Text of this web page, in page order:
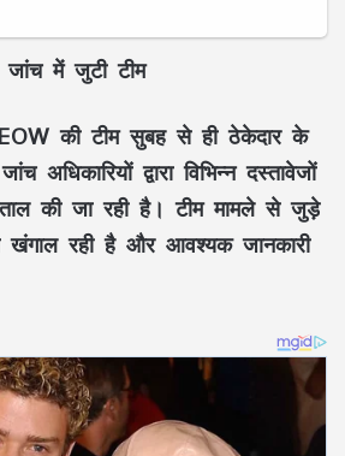
में जुटी टीम
की टीम सुबह से ही ठेकेदार के
अधिकारियों द्वारा विभिन्न दस्तावेजों
की जा रही है। टीम मामले से जुड़े
खंगाल रही है और आवश्यक जानकारी